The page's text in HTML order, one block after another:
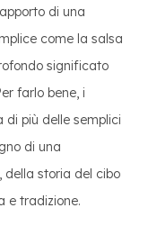
di una
come la salsa
significato
farlo bene, i
più delle semplici
di una
della storia del cibo
e tradizione.